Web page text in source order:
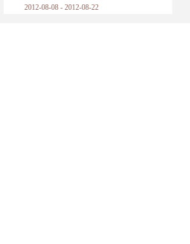
2012-08-08 - 2012-08-22